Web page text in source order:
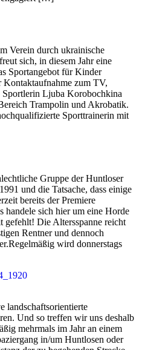
Verein durch ukrainische
sich, in diesem Jahr eine
Sportangebot für Kinder
zum TV,
Sportlerin Ljuba Korobochkina
Trampolin und Akrobatik.
Sporttrainerin mit
Gruppe der Huntloser
und die Tatsache, dass einige
bereits der Premiere
handele sich hier um eine Horde
Die Altersspanne reicht
Rentner und dennoch
wird donnerstags
landschaftsorientierte
Und so treffen wir uns deshalb
mehrmals im Jahr an einem
in/um Huntlosen oder